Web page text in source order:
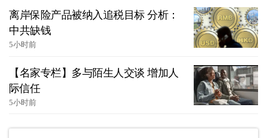
离岸保险产品被纳入追税目标 分析：
中共缺钱
5小时前
【名家专栏】多与陌生人交谈 增加人
际信任
5小时前